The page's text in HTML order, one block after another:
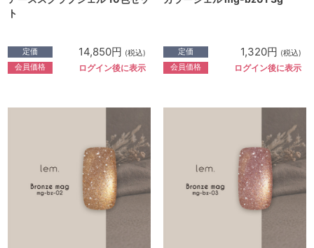
ト
定価 14,850円 (税込)
会員価格 ログイン後に表示
定価 1,320円 (税込)
会員価格 ログイン後に表示